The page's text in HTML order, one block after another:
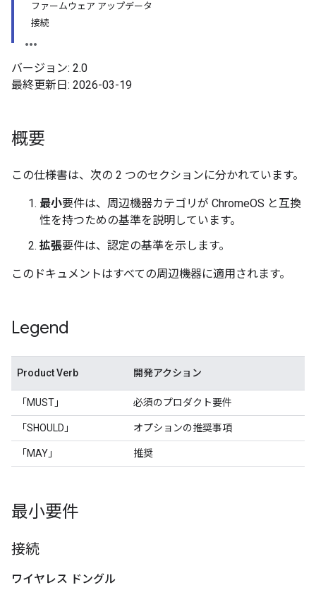
ファームウェア アップデータ
接続
バージョン: 2.0
最終更新日: 2026-03-19
概要
この仕様書は、次の 2 つのセクションに分かれています。
最小要件は、周辺機器カテゴリが ChromeOS と互換
性を持つための基準を説明しています。
拡張要件は、認定の基準を示します。
このドキュメントはすべての周辺機器に適用されます。
Legend
Product Verb 開発アクション
「MUST」 必須のプロダクト要件
「SHOULD」 オプションの推奨事項
「MAY」 推奨
最小要件
接続
ワイヤレス ドングル